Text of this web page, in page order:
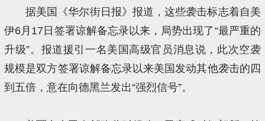
据美国《华尔街日报》报道，这些袭击标志着自美
伊6月17日签署谅解备忘录以来，局势出现了“最严重的
升级”。报道援引一名美国高级官员消息说，此次空袭
规模是双方签署谅解备忘录以来美国发动其他袭击的四
到五倍，意在向德黑兰发出“强烈信号”。